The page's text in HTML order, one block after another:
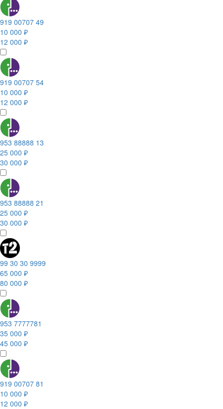
919 00707 49
10 000 ₽
12 000 ₽
919 00707 54
10 000 ₽
12 000 ₽
953 88888 13
25 000 ₽
30 000 ₽
953 88888 21
25 000 ₽
30 000 ₽
99 30 30 9999
65 000 ₽
80 000 ₽
953 7777781
35 000 ₽
45 000 ₽
919 00707 81
10 000 ₽
12 000 ₽